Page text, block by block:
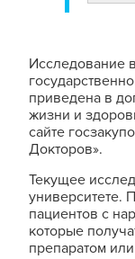
Исследование
приведена в
жизни и
сайте
Докторов».
Текущее
университете.
пациентов с
которые
препаратом